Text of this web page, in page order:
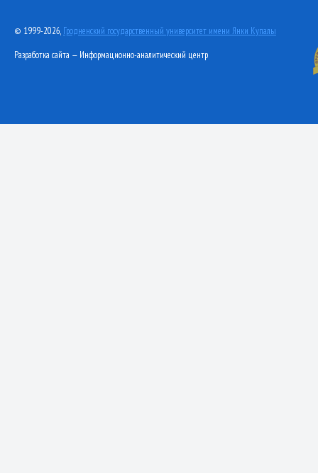
© 1999-2026, Гродненский государственный университет имени Янки Купалы
Разработка сайта — Информационно-аналитический центр